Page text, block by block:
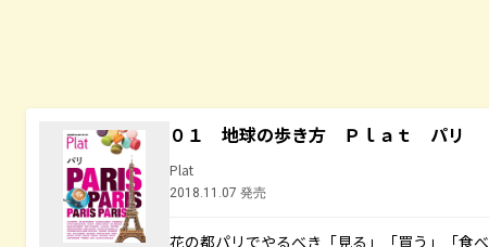
０１ 地球の歩き方 Ｐｌａｔ パリ
Plat
2018.11.07 発売
花の都パリでやるべき「見る」「買う」「食